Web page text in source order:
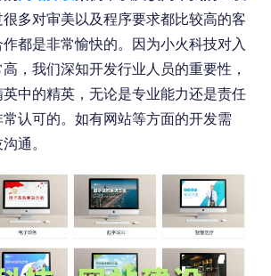
多对审美以及程序要求都比较高的客
都是非常愉快的。因为小火科技对入
，我们深知开发行业人员的重要性，
中的精英，无论是专业能力还是责任
认可的。如有网站等方面的开发需
通。